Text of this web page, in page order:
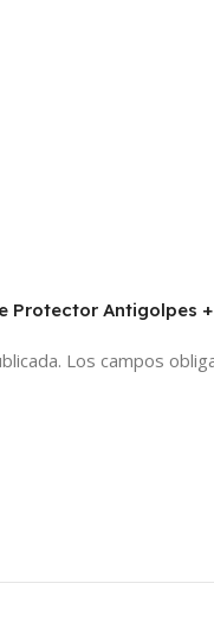
Protector Antigolpes
Los campos